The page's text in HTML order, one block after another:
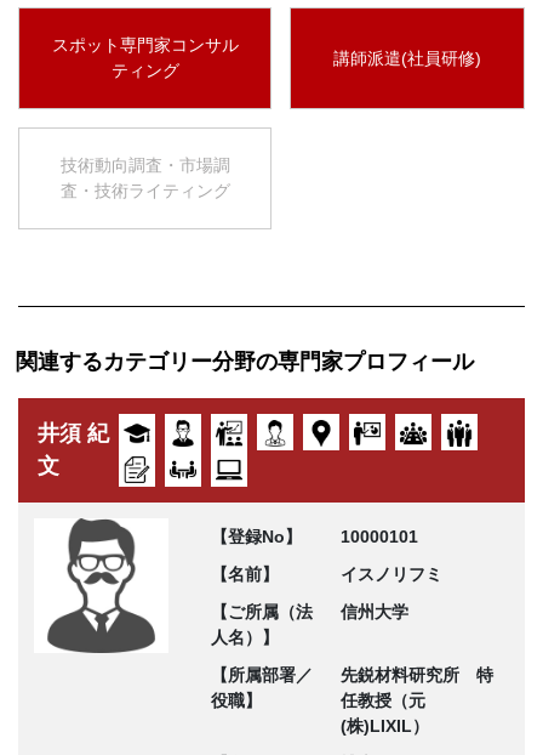
スポット専門家コンサル
ティング
講師派遣(社員研修)
技術動向調査・市場調
査・技術ライティング
関連するカテゴリー分野の専門家プロフィール
井須 紀
文
【登録No】
10000101
【名前】
イスノリフミ
【ご所属（法
人名）】
信州大学
【所属部署／
役職】
先鋭材料研究所 特
任教授（元
(株)LIXIL）